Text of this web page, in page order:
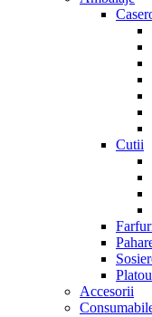
Cutii
Accesorii